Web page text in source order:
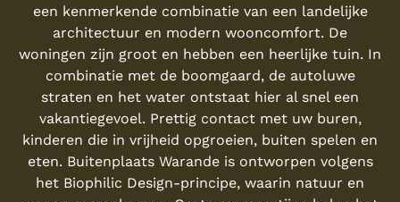
een kenmerkende combinatie van een landelijke
architectuur en modern wooncomfort. De
woningen zijn groot en hebben een heerlijke tuin. In
combinatie met de boomgaard, de autoluwe
straten en het water ontstaat hier al snel een
vakantiegevoel. Prettig contact met uw buren,
kinderen die in vrijheid opgroeien, buiten spelen en
eten. Buitenplaats Warande is ontworpen volgens
het Biophilic Design-principe, waarin natuur en